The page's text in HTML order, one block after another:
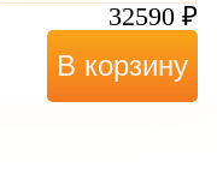
32590 ₽
В корзину